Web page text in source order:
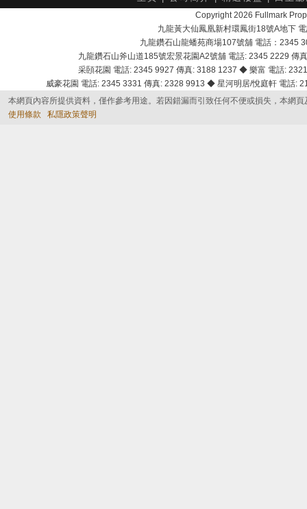
Copyright 2026 Fullmark
九龍黃大仙鳳凰新村環鳳街18號A地下
九龍鑽石山龍蟠苑商場107號舖 電話：2345
九龍鑽石山斧山道185號宏景花園A2號舖 電話: 2345 2229
采頣花園 電話: 2345 9927 傳真: 3188 1237 ◆ 樂富 電話:
威豪花園 電話: 2345 3331 傳真: 2328 9913 ◆ 星河明居/悅庭軒 電話
本網頁內容所提供資料，僅作參考用途。若因錯漏而引致任何不便或損失，本網
使用條款
私隱政策聲明